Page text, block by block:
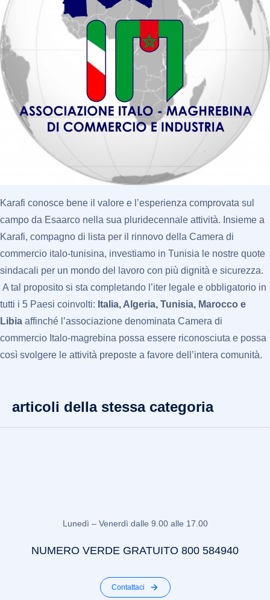
Karafi conosce bene il valore e l’esperienza comprovata sul
campo da Esaarco nella sua pluridecennale attività. Insieme a
Karafi, compagno di lista per il rinnovo della Camera di
commercio italo-tunisina, investiamo in Tunisia le nostre quote
sindacali per un mondo del lavoro con più dignità e sicurezza.
A tal proposito si sta completando l’iter legale e obbligatorio in
tutti i 5 Paesi coinvolti: Italia, Algeria, Tunisia, Marocco e
Libia affinché l’associazione denominata Camera di
commercio Italo-magrebina possa essere riconosciuta e possa
così svolgere le attività preposte a favore dell’intera comunità.
articoli della stessa categoria
Lunedì – Venerdì dalle 9.00 alle 17.00
NUMERO VERDE GRATUITO 800 584940
Contattaci